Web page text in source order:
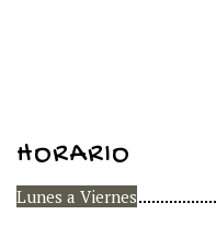
HORARIO
Lunes a Viernes